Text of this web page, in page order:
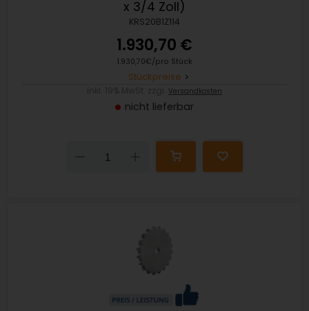
x 3/4 Zoll)
KRS20B1Z114
1.930,70 €
1.930,70€/pro Stück
Stückpreise
Versandkosten
nicht lieferbar
Down